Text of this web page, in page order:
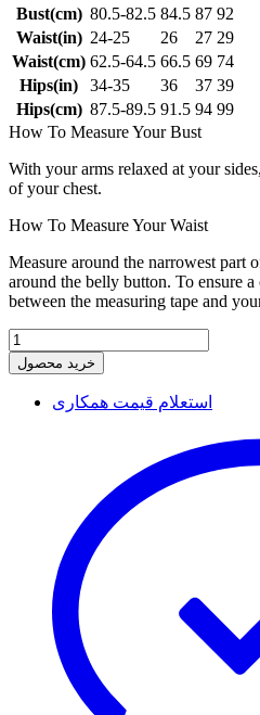
Bust(cm) 80.5-82.5 84.5 87 92
Waist(in) 24-25 26 27 29
Waist(cm) 62.5-64.5 66.5 69 74
Hips(in)
34-35 36 37 39
Hips(cm) 87.5-89.5 91.5 94 99
How To Measure Your Bust
With your arms relaxed at your
of your chest.
How To Measure Your Waist
Measure around the narrowest part
around the belly button. To ensure
between the measuring tape and
خرید محصول
استعلام قیمت همکاری